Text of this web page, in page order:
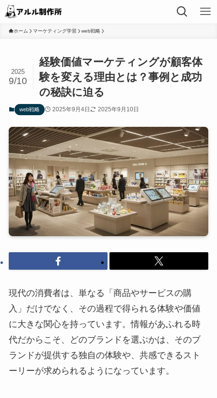
ホーム マーケティング学習 web戦略
経験価値マーケティングが顧客体
験を変える理由とは？事例と成功
の秘訣に迫る
2025
9/10
web戦略 2025年9月4日 2025年9月10日
現代の消費者は、単なる「商品やサービスの購
入」だけでなく、その過程で得られる体験や価値
に大きな関心を持っています。情報があふれる時
代だからこそ、どのブランドを選ぶかは、そのブ
ランドが提供する独自の体験や、共感できるスト
ーリーが求められるようになっています。